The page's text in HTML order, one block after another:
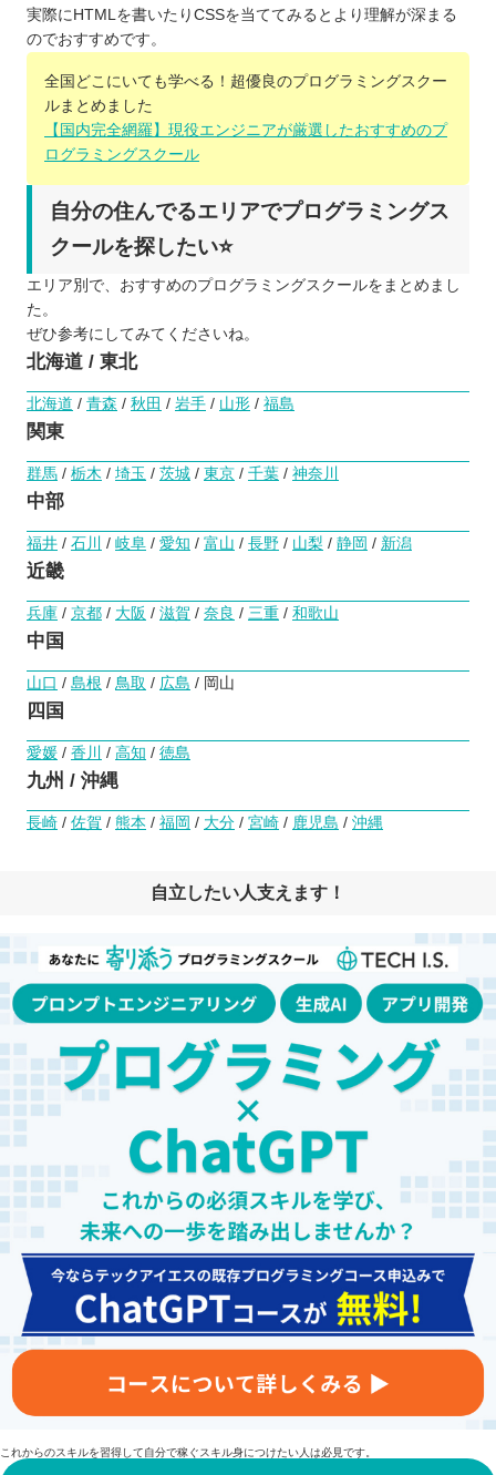
実際にHTMLを書いたりCSSを当ててみるとより理解が深まる
のでおすすめです。
全国どこにいても学べる！超優良のプログラミングスクー
ルまとめました
【国内完全網羅】現役エンジニアが厳選したおすすめのプ
ログラミングスクール
自分の住んでるエリアでプログラミングス
クールを探したい⭐️
エリア別で、おすすめのプログラミングスクールをまとめまし
た。
ぜひ参考にしてみてくださいね。
北海道 / 東北
北海道 / 青森 / 秋田 / 岩手 / 山形 / 福島
関東
群馬 / 栃木 / 埼玉 / 茨城 / 東京 / 千葉 / 神奈川
中部
福井 / 石川 / 岐阜 / 愛知 / 富山 / 長野 / 山梨 / 静岡 / 新潟
近畿
兵庫 / 京都 / 大阪 / 滋賀 / 奈良 / 三重 / 和歌山
中国
山口 / 島根 / 鳥取 / 広島 / 岡山
四国
愛媛 / 香川 / 高知 / 徳島
九州 / 沖縄
長崎 / 佐賀 / 熊本 / 福岡 / 大分 / 宮崎 / 鹿児島 / 沖縄
自立したい人支えます！
これからのスキルを習得して自分で稼ぐスキル身につけたい人は必見です。